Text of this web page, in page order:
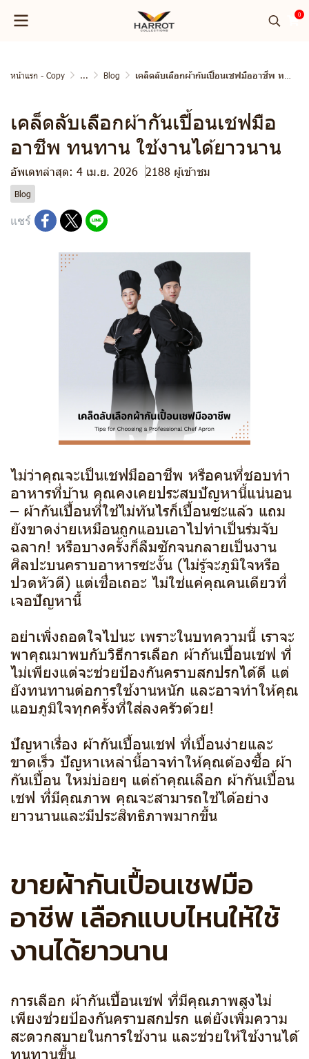
0
หน้าแรก - Copy ... Blog เคล็ดลับเลือกผ้ากันเปื้อนเชฟมืออาชีพ ทนทาน ใช้งานได้ยาวนาน
เคล็ดลับเลือกผ้ากันเปื้อนเชฟมือ
อาชีพ ทนทาน ใช้งานได้ยาวนาน
อัพเดทล่าสุด: 4 เม.ย. 2026 2188 ผู้เข้าชม
Blog
แชร์
ไม่ว่าคุณจะเป็นเชฟมืออาชีพ หรือคนที่ชอบทำ
อาหารที่บ้าน คุณคงเคยประสบปัญหานี้แน่นอน
– ผ้ากันเปื้อนที่ใช้ไม่ทันไรก็เปื้อนซะแล้ว แถม
ยังขาดง่ายเหมือนถูกแอบเอาไปทำเป็นร่มจับ
ฉลาก! หรือบางครั้งก็ลืมซักจนกลายเป็นงาน
ศิลปะบนคราบอาหารซะงั้น (ไม่รู้จะภูมิใจหรือ
ปวดหัวดี) แต่เชื่อเถอะ ไม่ใช่แค่คุณคนเดียวที่
เจอปัญหานี้
อย่าเพิ่งถอดใจไปนะ เพราะในบทความนี้ เราจะ
พาคุณมาพบกับวิธีการเลือก ผ้ากันเปื้อนเชฟ ที่
ไม่เพียงแต่จะช่วยป้องกันคราบสกปรกได้ดี แต่
ยังทนทานต่อการใช้งานหนัก และอาจทำให้คุณ
แอบภูมิใจทุกครั้งที่ใส่ลงครัวด้วย!
ปัญหาเรื่อง ผ้ากันเปื้อนเชฟ ที่เปื้อนง่ายและ
ขาดเร็ว ปัญหาเหล่านี้อาจทำให้คุณต้องซื้อ ผ้า
กันเปื้อน ใหม่บ่อยๆ แต่ถ้าคุณเลือก ผ้ากันเปื้อน
เชฟ ที่มีคุณภาพ คุณจะสามารถใช้ได้อย่าง
ยาวนานและมีประสิทธิภาพมากขึ้น
ขายผ้ากันเปื้อนเชฟมือ
อาชีพ เลือกแบบไหนให้ใช้
งานได้ยาวนาน
การเลือก ผ้ากันเปื้อนเชฟ ที่มีคุณภาพสูงไม่
เพียงช่วยป้องกันคราบสกปรก แต่ยังเพิ่มความ
สะดวกสบายในการใช้งาน และช่วยให้ใช้งานได้
ทนทานขึ้น